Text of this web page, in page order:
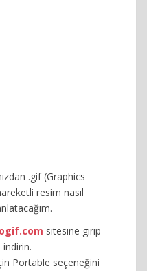
.gif (Graphics
resim nasıl
sitesine girip
Portable seçeneğini